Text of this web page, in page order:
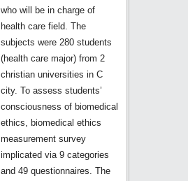
who will be in charge of
health care field. The
subjects were 280 students
(health care major) from 2
christian universities in C
city. To assess students’
consciousness of biomedical
ethics, biomedical ethics
measurement survey
implicated via 9 categories
and 49 questionnaires. The